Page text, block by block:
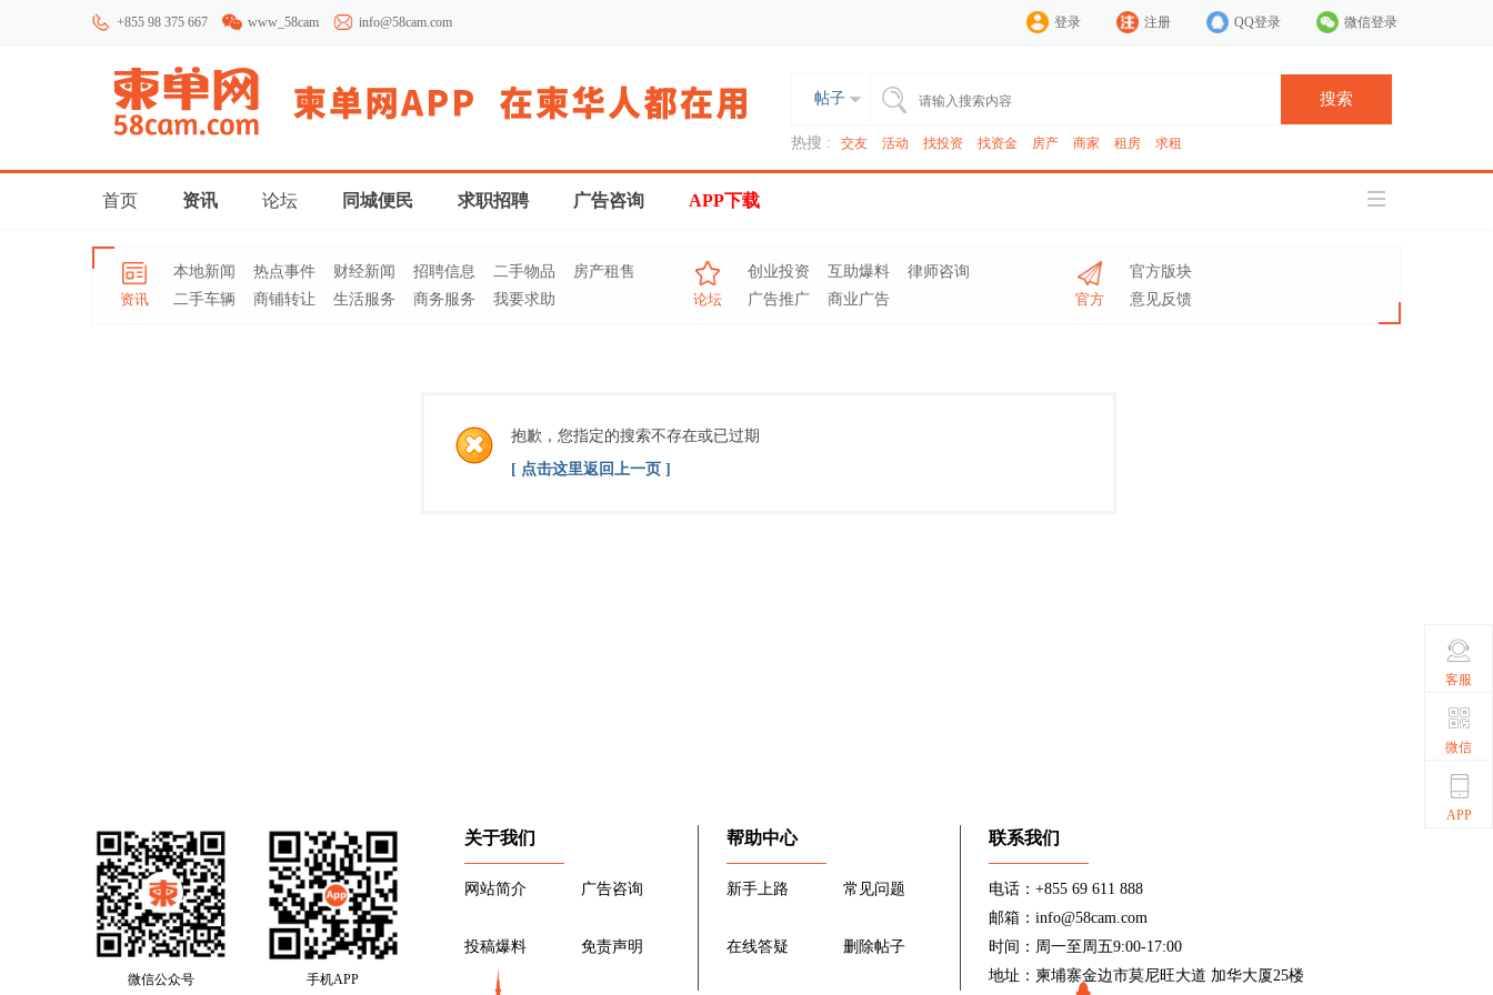
+855 98 375 667 www_58cam info@58cam.com 登录 注册 QQ登录 微信登录
帖子 搜索
热搜 : 交友 活动 找投资 找资金 房产 商家 租房 求租
首页 资讯 论坛 同城便民 求职招聘 广告咨询 APP下载
资讯
本地新闻 热点事件 财经新闻 招聘信息 二手物品
房产租售
二手车辆
商铺转让 生活服务 商务服务 我要求助 论坛
创业投资 互助爆料
律师咨询
广告推广
商业广告 官方
官方版块
意见反馈
抱歉，您指定的搜索不存在或已过期
[ 点击这里返回上一页 ]
微信公众号 手机APP
关于我们
网站简介 广告咨询
投稿爆料 免责声明
帮助中心
新手上路 常见问题
在线答疑 删除帖子
联系我们
电话：+855 69 611 888
邮箱：info@58cam.com
时间：周一至周五9:00-17:00
地址：柬埔寨金边市莫尼旺大道 加华大厦25楼
客服
微信
APP